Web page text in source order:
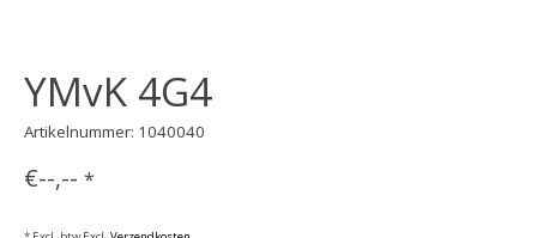
YMvK 4G4
Artikelnummer: 1040040
€--,-- *